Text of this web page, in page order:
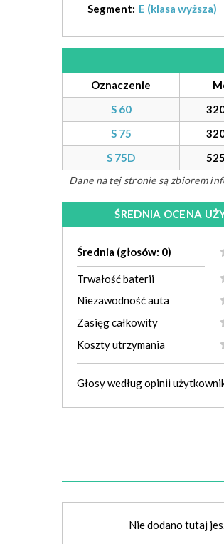
Segment: E (klasa wyższa)
Oznaczenie
S 60
S 75
S 75D
525
Dane na tej stronie są zbiorem
ŚREDNIA OCENA
Średnia (głosów: 0)
Trwałość baterii
Niezawodność auta
Zasięg całkowity
Koszty utrzymania
Głosy wedługopinii
Nie dodano tutaj